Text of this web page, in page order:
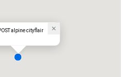
alpine cityflair